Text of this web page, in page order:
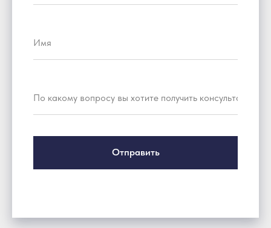
Отправить